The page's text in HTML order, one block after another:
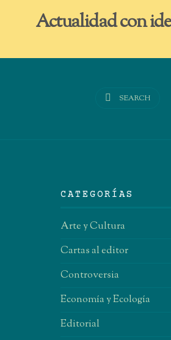
Actualidad con
SEARCH
CATEGORÍAS
Arte y Cultura
Cartas al editor
Controversia
Economía y Ecología
Editorial